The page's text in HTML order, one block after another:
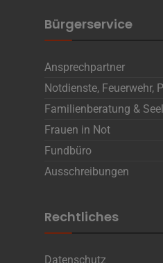
Bürgerservice
Ansprechpartner
Notdienste, Feuerwehr,
Familienberatung &
Frauen in Not
Fundbüro
Ausschreibungen
Rechtliches
Datenschutz